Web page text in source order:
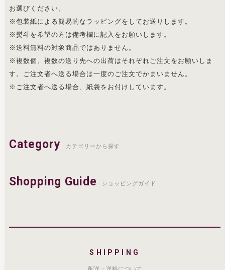
お選びください。
※包装紙による簡易的なラッピングをしてお送りします。
※熨斗を希望の方は備考欄に記入をお願いします。
※送料無料の対象商品ではありません。
※複数個、複数の送り先への出荷はそれぞれご注文をお願いしま
す。ご注文者へ送る場合は一度のご注文でかまいません。
※ご注文者へ送る場合、紙袋をお付けしています。
Category カテゴリーから探す
Shopping Guide ショッピングガイド
SHIPPING